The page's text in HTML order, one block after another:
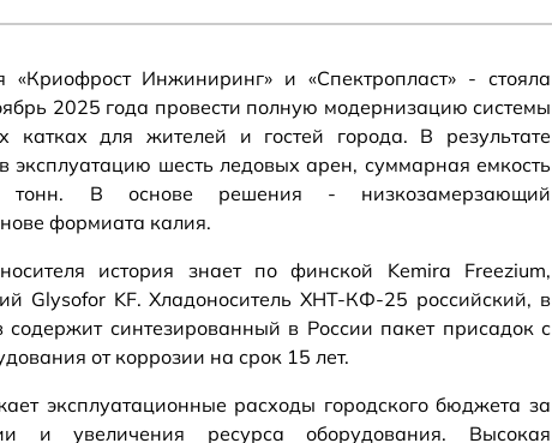
Инжиниринг» и «Спектропласт» - стояла
2025 года провести полную модернизацию системы
катках для жителей и гостей города. В результате
эксплуатацию шесть ледовых арен, суммарная емкость
тонн. В основе решения - низкозамерзающий
формиата калия.
история знает по финской Kemira Freezium,
Glysofor KF. Хладоноситель ХНТ-КФ-25 российский, в
содержит синтезированный в России пакет присадок с
от коррозии на срок 15 лет.
эксплуатационные расходы городского бюджета за
и увеличения ресурса оборудования. Высокая